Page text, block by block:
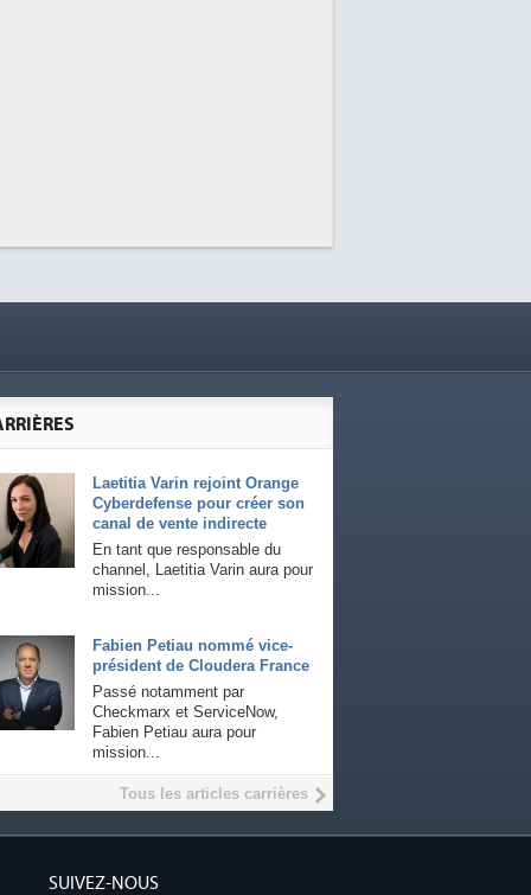
Laetitia Varin rejoint Orange
Cyberdefense pour créer son
canal de vente indirecte
En tant que responsable du
channel, Laetitia Varin aura pour
mission...
Fabien Petiau nommé vice-
président de Cloudera France
Passé notamment par
Checkmarx et ServiceNow,
Fabien Petiau aura pour
mission...
Tous les articles carrières
SUIVEZ-NOUS